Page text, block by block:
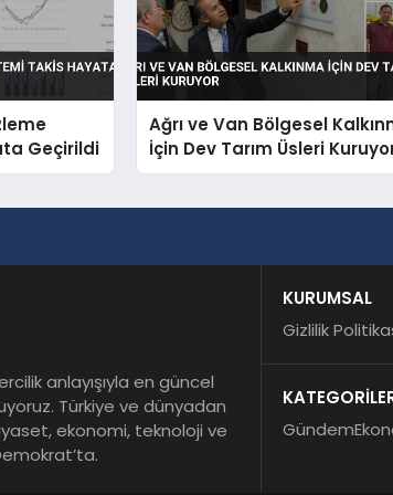
Geçirildi
Ağrı ve Van Bölgesel
İçin Dev Tarım Üsleri
anlayışıyla en güncel
Türkiye ve dünyadan
ekonomi, teknoloji ve
KURUMSAL
Gizlilik
Gündem